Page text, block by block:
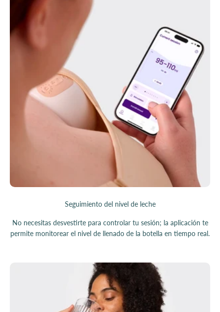
Seguimiento del nivel de leche
No necesitas desvestirte para controlar tu sesión; la aplicación te
permite monitorear el nivel de llenado de la botella en tiempo real.